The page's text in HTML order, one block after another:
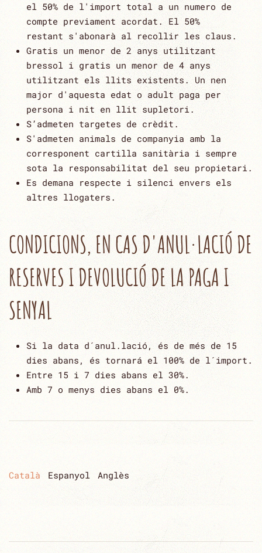
el 50% de l'import total a un numero de
compte previament acordat. El 50%
restant s'abonarà al recollir les claus.
Gratis un menor de 2 anys utilitzant
bressol i gratis un menor de 4 anys
utilitzant els llits existents. Un nen
major d'aquesta edat o adult paga per
persona i nit en llit supletori.
S’admeten targetes de crèdit.
S'admeten animals de companyia amb la
corresponent cartilla sanitària i sempre
sota la responsabilitat del seu propietari.
Es demana respecte i silenci envers els
altres llogaters.
CONDICIONS, EN CAS D'ANUL·LACIÓ DE
RESERVES I DEVOLUCIÓ DE LA PAGA I
SENYAL
Si la data d´anul.lació, és de més de 15
dies abans, és tornará el 100% de l´import.
Entre 15 i 7 dies abans el 30%.
Amb 7 o menys dies abans el 0%.
Català Espanyol Anglès